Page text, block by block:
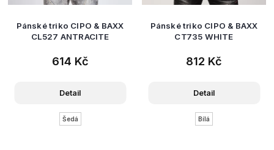
Pánské triko CIPO & BAXX
CL527 ANTRACITE
614 Kč
Detail
Šedá
Pánské triko CIPO & BAXX
CT735 WHITE
812 Kč
Detail
Bílá